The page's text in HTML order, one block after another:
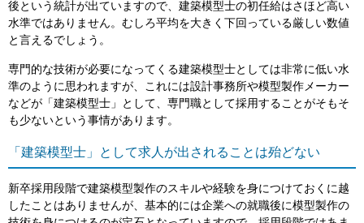
後という統計が出ていますので、建築模型士の初任給はさほど高い
水準ではありません。むしろ平均を大きく下回っている厳しい数値
と言えるでしょう。
専門的な技術が必要になってくる建築模型士としては非常に低い水
準のように思われますが、これには設計事務所や模型製作メーカー
などが「建築模型士」として、専門職として採用することがそもそ
も少ないという事情があります。
「建築模型士」として求人が出されることは殆どない
新卒採用段階で建築模型製作のスキルや経験を身につけておくに越
したことはありませんが、基本的には企業への就職後に模型製作の